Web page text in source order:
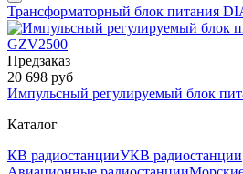
Трансформаторный блок питания
Предзаказ
20 698 руб
Импульсный регулируемый блок
Каталог
КВ радиостанцииУКВ радиостанции